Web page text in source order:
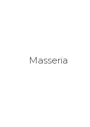
Masseria